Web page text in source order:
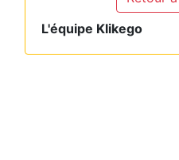
L'équipe Klikego